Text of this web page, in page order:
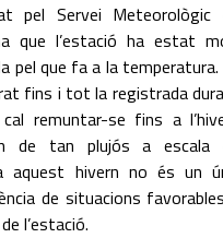
pel Servei Meteorològic
que l’estació ha estat
pel que fa a la temperatura.
fins i tot la registrada
remuntar-se fins a
de tan plujós a escala
aquest hivern no és un
de situacions
l’estació.